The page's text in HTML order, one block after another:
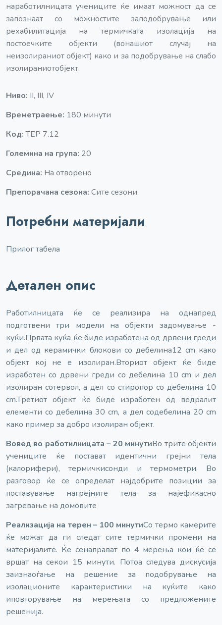
наработилницата учениците ќе имаат можност да се
запознаат со можностите заподобрување или
рехабилитација на термичката изолација на
постоечките објекти (вонашиот случај на
неизолираниот објект) како и за подобрување на слабо
изолираниотобјект.
Ниво: II, III, IV
Времетраење: 180 минути
Код:TEP 7.12
Големина на група: 20
Средина: На отворено
Препорачана сезона: Сите сезони
Потребни материјали
Прилог табела
Детален опис
Работилницата ќе се реализира на однапред
подготвени три модели на објекти задомување -
куќи.Првата куќа ќе биде изработена од дрвени греди
и дел од керамички блокови со дебелина12 cm како
објект кој не е изолиран.Вториот објект ќе биде
изработен со дрвени греди со дебелина 10 cm и дел
изолиран сотервол, а дел со стиропор со дебелина 10
cm.Tретиот објект ќе биде изработен од ведралит
елементи со дебелина 30 cm, а дел содебелина 20 cm
како пример за добро изолиран објект.
Вовед во работилницата – 20 минутиВо трите објекти
учениците ќе постават идентични грејни тела
(калорифери), термичкисонди и термометри. Во
разговор ќе се определат најдобрите позиции за
поставување нагрејните тела за најефикасно
загревање на домовите
Реализација на терен – 100 минутиСо термо камерите
ќе можат да ги следат сите термички промени на
материјалите. Ќе сенаправат по 4 мерења кои ќе се
вршат на секои 15 минути. Потоа следува дискусија
заизнаоѓање на решение за подобрување на
изолационите карактеристики на куќите како
иповторување на мерењата со предложените
решенија.